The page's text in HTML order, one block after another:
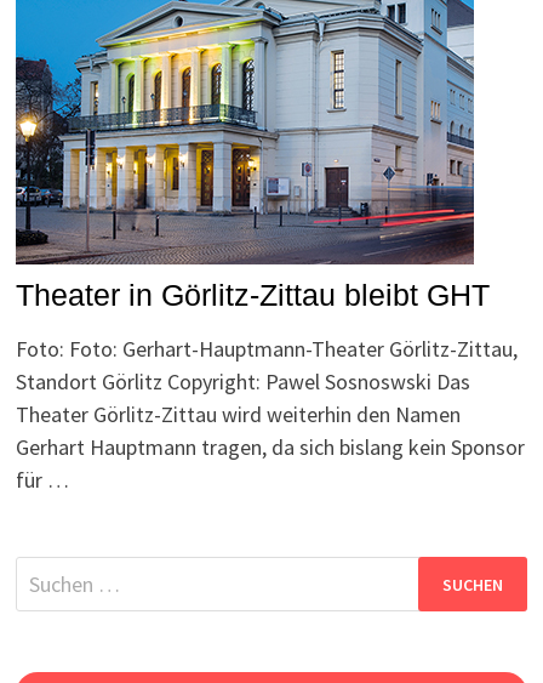
Theater in Görlitz-Zittau bleibt GHT
Foto: Foto: Gerhart-Hauptmann-Theater Görlitz-Zittau,
Standort Görlitz Copyright: Pawel Sosnoswski Das
Theater Görlitz-Zittau wird weiterhin den Namen
Gerhart Hauptmann tragen, da sich bislang kein Sponsor
für …
Suchen
nach: